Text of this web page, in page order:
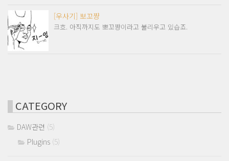
[우사기] 뽀꼬쨩
크흐. 아직까지도 뽀꼬쨩이라고 불리우고 있습죠.
CATEGORY
DAW관련 (5)
Plugins (5)